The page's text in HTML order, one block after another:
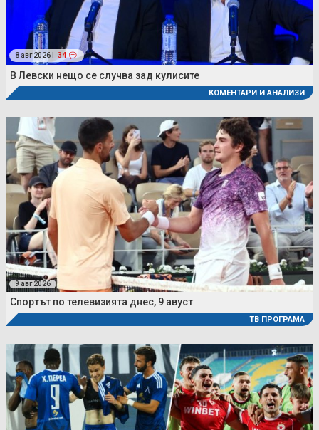
8 авг 2026 | 34
В Левски нещо се случва зад кулисите
КОМЕНТАРИ И АНАЛИЗИ
9 авг 2026
Спортът по телевизията днес, 9 авуст
ТВ ПРОГРАМА